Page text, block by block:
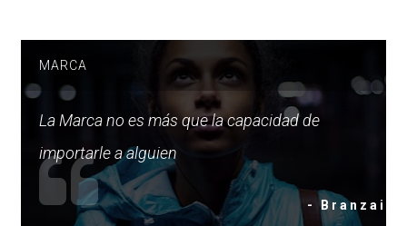
MARCA
La Marca no es más que la capacidad de
importarle a alguien
- Branzai